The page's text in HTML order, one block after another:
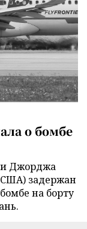
о бомбе
Джорджа
задержан
на борту